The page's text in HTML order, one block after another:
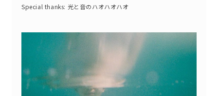
Special thanks: 光と音のハオハオハオ